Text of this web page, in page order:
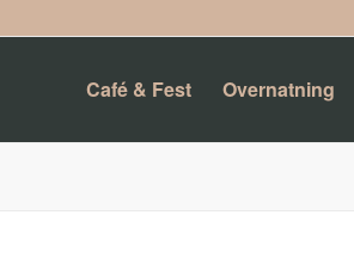
Café & Fest Overnatning